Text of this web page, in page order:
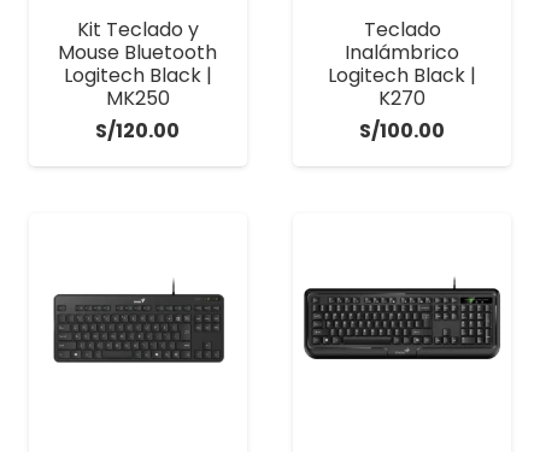
Kit Teclado y
Mouse Bluetooth
Logitech Black |
MK250
S/120.00
Teclado
Inalámbrico
Logitech Black |
K270
S/100.00